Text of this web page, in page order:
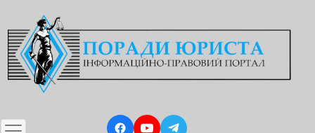
до
основного
вмісту